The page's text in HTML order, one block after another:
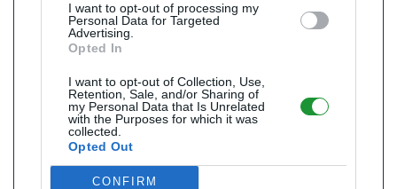
I want to opt-out of processing my
Personal Data for Targeted
Advertising.
Opted In
I want to opt-out of Collection, Use,
Retention, Sale, and/or Sharing of
my Personal Data that Is Unrelated
with the Purposes for which it was
collected.
Opted Out
CONFIRM